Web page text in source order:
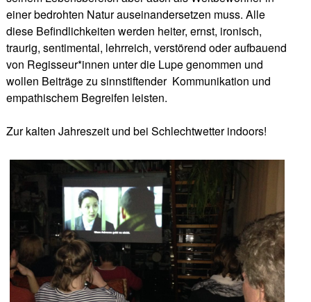
einer bedrohten Natur auseinandersetzen muss. Alle
diese Befindlichkeiten werden heiter, ernst, ironisch,
traurig, sentimental, lehrreich, verstörend oder aufbauend
von Regisseur*innen unter die Lupe genommen und
wollen Beiträge zu sinnstiftender Kommunikation und
empathischem Begreifen leisten.
Zur kalten Jahreszeit und bei Schlechtwetter indoors!